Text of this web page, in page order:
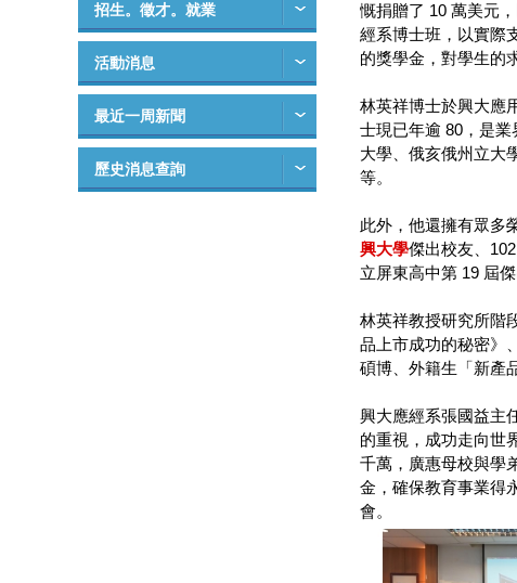
招生。徵才。就業
活動消息
最近一周新聞
歷史消息查詢
慨捐贈了 10 萬美元
經系博士班，以實際
的獎學金，對學生的
林英祥博士於興大應
士現已年逾 80，是
大學、俄亥俄州立大
等。
此外，他還擁有眾多
興大學傑出校友、
立屏東高中第 19 屆傑
林英祥教授研究所階
品上市成功的秘密》
碩博、外籍生「新產
興大應經系張國益主
的重視，成功走向世
千萬，廣惠母校與學
金，確保教育事業得
會。